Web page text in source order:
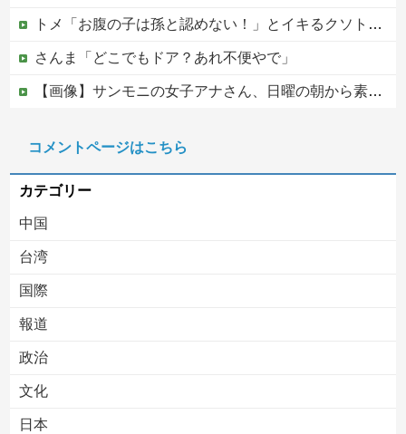
トメ「お腹の子は孫と認めない！」とイキるクソトメに父親不明のコトメ子を引き合いに出した私。トメ「米軍の血筋よ！」私「〇〇じゃないですか」←得体の知れない～はお前（コトメ）のところだろｗ
さんま「どこでもドア？あれ不便やで」
【画像】サンモニの女子アナさん、日曜の朝から素材を提供してしまう
この中国人親子やばすぎる。日本で窃盗
コメントページはこちら
カテゴリー
中国
台湾
国際
報道
政治
文化
日本